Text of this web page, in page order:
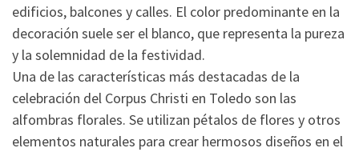
edificios, balcones y calles. El color predominante en la
decoración suele ser el blanco, que representa la pureza
y la solemnidad de la festividad.
Una de las características más destacadas de la
celebración del Corpus Christi en Toledo son las
alfombras florales. Se utilizan pétalos de flores y otros
elementos naturales para crear hermosos diseños en el